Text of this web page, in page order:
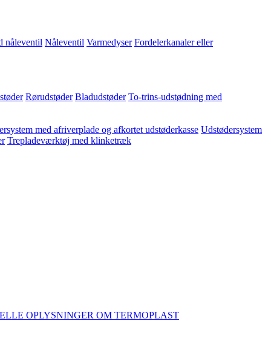
nåleventil Nåleventil Varmedyser Fordelerkanaler eller
Rørudstøder Bladudstøder To-trins-udstødning med
med afriverplade og afkortet udstøderkasse Udstødersystem
Trepladeværktøj med klinketræk
OPLYSNINGER OM TERMOPLAST